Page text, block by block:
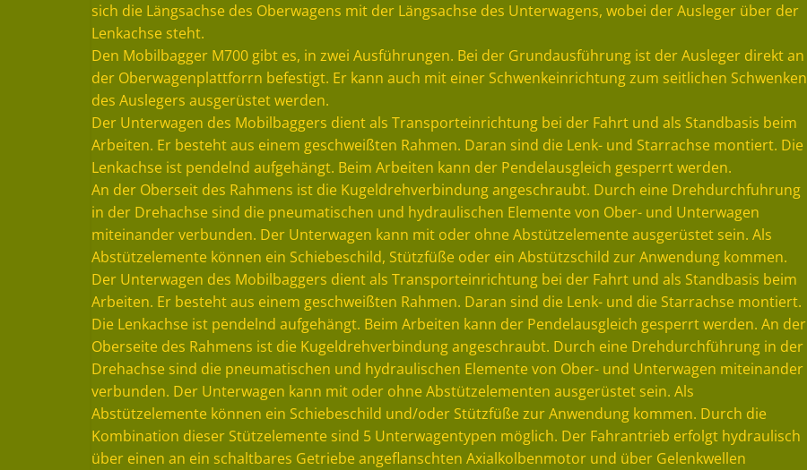
sich die Längsachse des Oberwagens mit der Längsachse des Unterwagens, wobei der Ausleger über der
Lenkachse steht.
Den Mobilbagger M700 gibt es, in zwei Ausführungen. Bei der Grundausführung ist der Ausleger direkt an
der Oberwagenplattforrn befestigt. Er kann auch mit einer Schwenkeinrichtung zum seitlichen Schwenken
des Auslegers ausgerüstet werden.
Der Unterwagen des Mobilbaggers dient als Transporteinrichtung bei der Fahrt und als Standbasis beim
Arbeiten. Er besteht aus einem geschweißten Rahmen. Daran sind die Lenk- und Starrachse montiert. Die
Lenkachse ist pendelnd aufgehängt. Beim Arbeiten kann der Pendelausgleich gesperrt werden.
An der Oberseit des Rahmens ist die Kugeldrehverbindung angeschraubt. Durch eine Drehdurchfuhrung
in der Drehachse sind die pneumatischen und hydraulischen Elemente von Ober- und Unterwagen
miteinander verbunden. Der Unterwagen kann mit oder ohne Abstützelemente ausgerüstet sein. Als
Abstützelemente können ein Schiebeschild, Stützfüße oder ein Abstützschild zur Anwendung kommen.
Der Unterwagen des Mobilbaggers dient als Transporteinrichtung bei der Fahrt und als Standbasis beim
Arbeiten. Er besteht aus einem geschweißten Rahmen. Daran sind die Lenk- und die Starrachse montiert.
Die Lenkachse ist pendelnd aufgehängt. Beim Arbeiten kann der Pendelausgleich gesperrt werden. An der
Oberseite des Rahmens ist die Kugeldrehverbindung angeschraubt. Durch eine Drehdurchführung in der
Drehachse sind die pneumatischen und hydraulischen Elemente von Ober- und Unterwagen miteinander
verbunden. Der Unterwagen kann mit oder ohne Abstützelementen ausgerüstet sein. Als
Abstützelemente können ein Schiebeschild und/oder Stützfüße zur Anwendung kommen. Durch die
Kombination dieser Stützelemente sind 5 Unterwagentypen möglich. Der Fahrantrieb erfolgt hydraulisch
über einen an ein schaltbares Getriebe angeflanschten Axialkolbenmotor und über Gelenkwellen